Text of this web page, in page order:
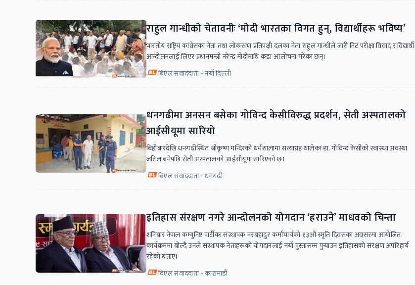
राहुल गान्धीको चेतावनीः ‘मोदी भारतका विगत हुन्, विद्यार्थीहरू भविष्य’
भारतीय राष्ट्रिय कांग्रेसका नेता तथा लोकसभा प्रतिपक्षी दलका नेता राहुल गान्धीले जारी निट परीक्षा विवाद र विद्यार्थी
आन्दोलनलाई लिएर प्रधानमन्त्री नरेन्द्र मोदीमाथि कडा आलोचना गरेका छन्।
बिएल संवाददाता - नयाँ दिल्ली
धनगढीमा अनसन बसेका गोविन्द केसीविरुद्ध प्रदर्शन, सेती अस्पतालको
आईसीयूमा सारियो
बिहीबारदेखि धनगढीस्थित श्रीकृष्ण मन्दिरको धर्मशालामा सत्याग्रह थालेका डा. गोविन्द केसीको स्वास्थ्य अवस्था
जटिल बनेपछि सेती अस्पतालको आईसीयूमा सारिएको छ।
बिएल संवाददाता - धनगढी
इतिहास संरक्षण नगरे आन्दोलनको योगदान ‘हराउने’ माधवको चिन्ता
शनिबार नेपाल कम्युनिष्ट पार्टीका संस्थापक नरबहादुर कर्माचार्यको १३औं स्मृति दिवसका अवसरमा आयोजित
कार्यक्रममा बोल्दै उनले संस्थापक नेताहरूको योगदानलाई नयाँ पुस्तासम्म पुर्‍याउन इतिहासको संरक्षण अपरिहार्य
रहेको बताए।
बिएल संवाददाता - काठमाडौं